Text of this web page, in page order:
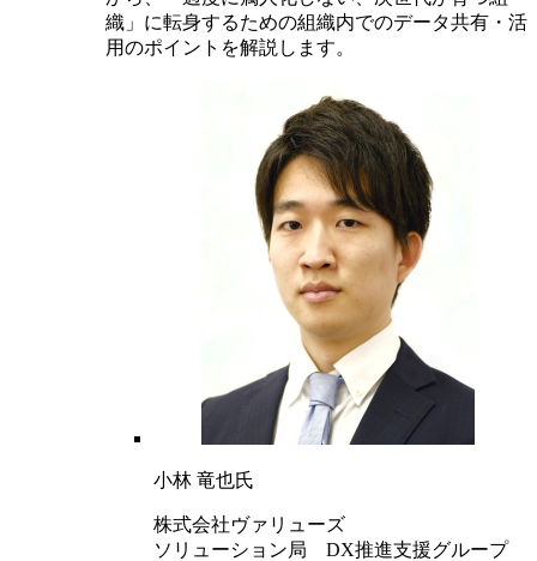
織」に転身するための組織内でのデータ共有・活
用のポイントを解説します。
小林 竜也氏
株式会社ヴァリューズ
ソリューション局 DX推進支援グループ